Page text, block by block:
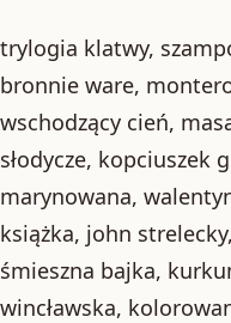
trylogia klatwy,
bronnie ware,
wschodzący cień,
słodycze, kopciuszek
marynowana,
książka, john
śmieszna bajka,
wincławska,